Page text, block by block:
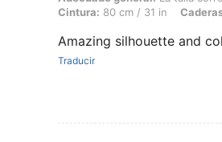
Cintura: 80 cm / 31 in
Amazing silhouette and
Traducir